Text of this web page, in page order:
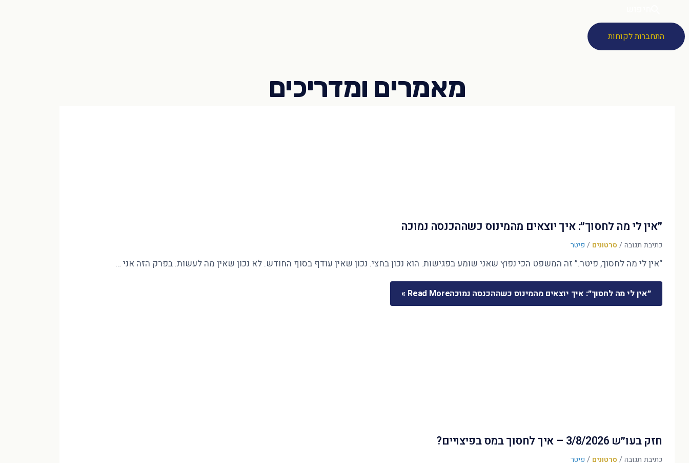
התחברות לקוחות
״אין לי מה לחסוך״: איך יוצאים מהמינוס כשההכנסה נמוכה
כתיבת תגובה/ סרטונים / פיטר
“אין לי מה לחסוך, פיטר.” זה המשפט הכי נפוץ שאני שומע בפגישות. הוא נכון בחצי. נכון שאין עודף בסוף החודש. לא נכון שאין מה לעשות. בפרק הזה אני …
״אין לי מה לחסוך״: איך יוצאים מהמינוס כשההכנסה נמוכהRead More »
חזק בעו״ש 3/8/2026 – איך לחסוך במס בפיצויים?
כתיבת תגובה/ סרטונים / פיטר